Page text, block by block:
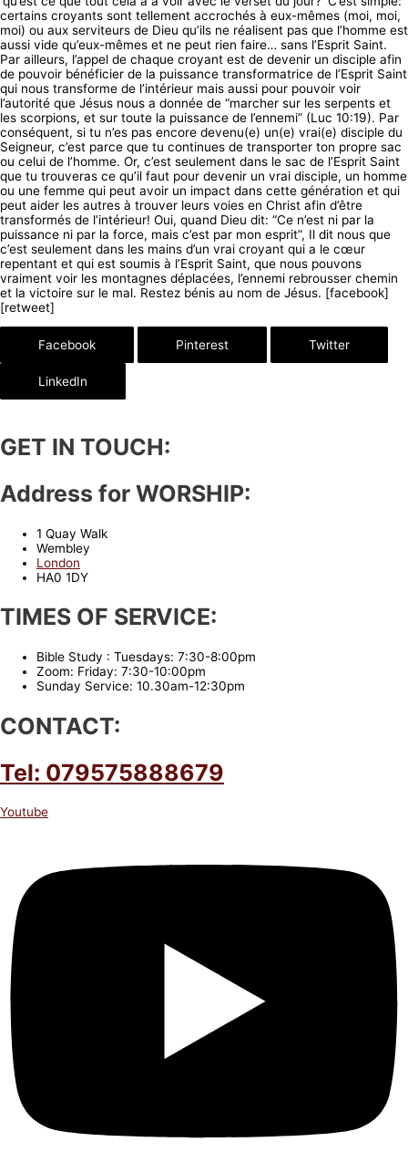
certains croyants sont tellement accrochés à eux-mêmes (moi, moi,
moi) ou aux serviteurs de Dieu qu’ils ne réalisent pas que l’homme est
aussi vide qu’eux-mêmes et ne peut rien faire… sans l’Esprit Saint.
Par ailleurs, l’appel de chaque croyant est de devenir un disciple afin
de pouvoir bénéficier de la puissance transformatrice de l’Esprit Saint
qui nous transforme de l’intérieur mais aussi pour pouvoir voir
l’autorité que Jésus nous a donnée de “marcher sur les serpents et
les scorpions, et sur toute la puissance de l’ennemi” (Luc 10:19). Par
conséquent, si tu n’es pas encore devenu(e) un(e) vrai(e) disciple du
Seigneur, c’est parce que tu continues de transporter ton propre sac
ou celui de l’homme. Or, c’est seulement dans le sac de l’Esprit Saint
que tu trouveras ce qu’il faut pour devenir un vrai disciple, un homme
ou une femme qui peut avoir un impact dans cette génération et qui
peut aider les autres à trouver leurs voies en Christ afin d’être
transformés de l’intérieur! Oui, quand Dieu dit: “Ce n’est ni par la
puissance ni par la force, mais c’est par mon esprit”, Il dit nous que
c’est seulement dans les mains d’un vrai croyant qui a le cœur
repentant et qui est soumis à l’Esprit Saint, que nous pouvons
vraiment voir les montagnes déplacées, l’ennemi rebrousser chemin
et la victoire sur le mal. Restez bénis au nom de Jésus. [facebook]
[retweet]
Facebook Pinterest Twitter
LinkedIn
GET IN TOUCH:
Address for WORSHIP:
1 Quay Walk
Wembley
London
HA0 1DY
TIMES OF SERVICE:
Bible Study : Tuesdays: 7:30-8:00pm
Zoom: Friday: 7:30-10:00pm
Sunday Service: 10.30am-12:30pm
CONTACT:
Tel: 079575888679
Youtube